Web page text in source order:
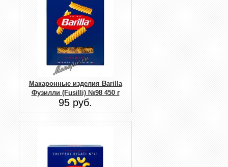
Макаронные изделия Barilla
Фузилли (Fusilli) №98 450 г
95 руб.